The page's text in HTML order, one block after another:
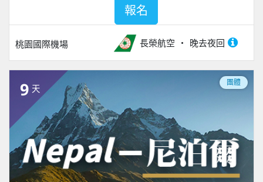
桃園國際機場 長榮航空 晚去夜回
報名
9 天
團體